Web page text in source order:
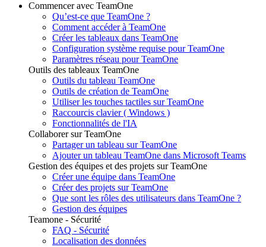
Commencer avec TeamOne
Qu’est-ce que TeamOne ?
Comment accéder à TeamOne
Créer les tableaux dans TeamOne
Configuration système requise pour TeamOne
Paramètres réseau pour TeamOne
Outils des tableaux TeamOne
Outils du tableau TeamOne
Outils de création de TeamOne
Utiliser les touches tactiles sur TeamOne
Raccourcis clavier ( Windows )
Fonctionnalités de l'IA
Collaborer sur TeamOne
Partager un tableau sur TeamOne
Ajouter un tableau TeamOne dans Microsoft Teams
Gestion des équipes et des projets sur TeamOne
Créer une équipe dans TeamOne
Créer des projets sur TeamOne
Que sont les rôles des utilisateurs dans TeamOne ?
Gestion des équipes
Teamone - Sécurité
FAQ - Sécurité
Localisation des données